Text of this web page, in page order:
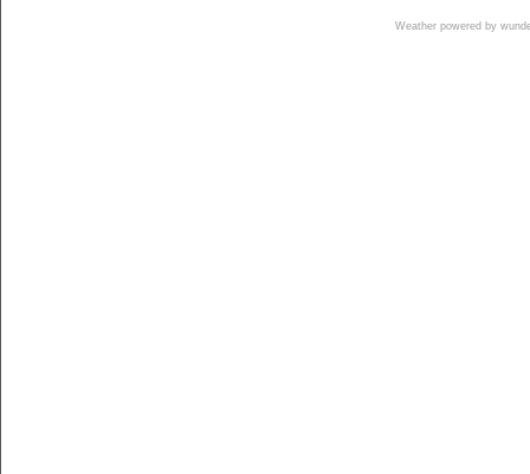
Weather powered by